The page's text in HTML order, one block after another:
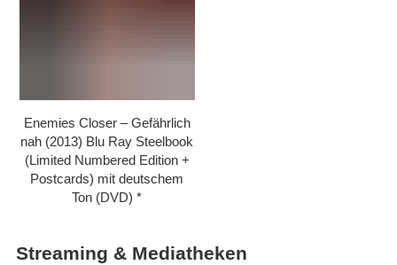
Enemies Closer – Gefährlich
nah (2013) Blu Ray Steelbook
(Limited Numbered Edition +
Postcards) mit deutschem
Ton (DVD)
Streaming & Mediatheken